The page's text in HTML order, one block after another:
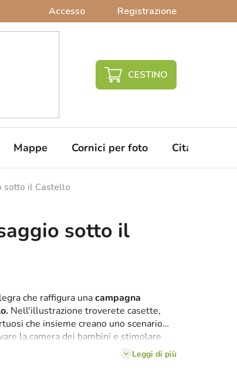
Accesso Registrazione
CARRELLO
SPESA
Mappe Cornici per foto Citazioni da
sotto il Castello
sotto il
che raffigura unacampagna
Nell'illustrazione troverete casette,
che insieme creano uno scenario
la camera dei bambini e stimolare
Leggi di più